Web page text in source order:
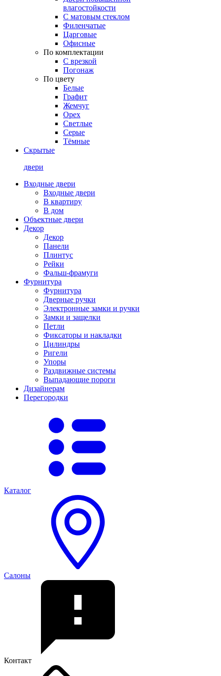
влагостойкости
С матовым стеклом
Филенчатые
Царговые
Офисные
По комплектации
С врезкой
Погонаж
По цвету
Белые
Графит
Жемчуг
Орех
Светлые
Серые
Тёмные
Скрытые
двери
Входные двери
Входные двери
В квартиру
В дом
Объектные двери
Декор
Декор
Панели
Плинтус
Рейки
Фальш-фрамуги
Фурнитура
Фурнитура
Дверные ручки
Электронные замки и ручки
Замки и защелки
Петли
Фиксаторы и накладки
Цилиндры
Ригели
Упоры
Раздвижные системы
Выпадающие пороги
Дизайнерам
Перегородки
Каталог
Салоны
Контакт